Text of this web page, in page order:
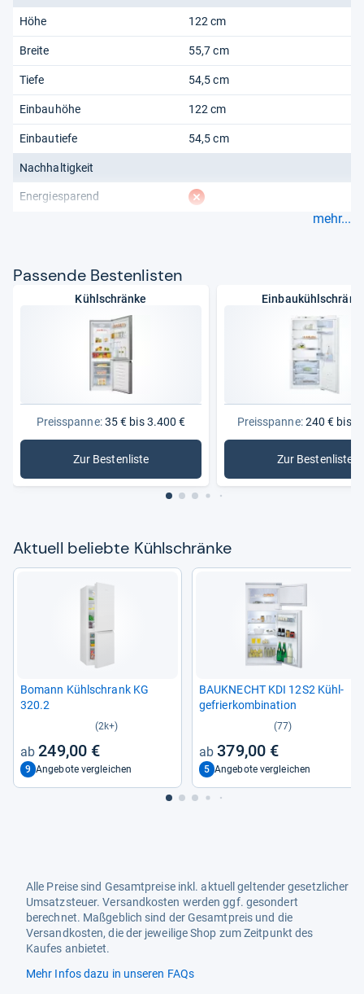
Höhe 122 cm
Breite 55,7 cm
Tiefe 54,5 cm
Einbauhöhe 122 cm
Einbautiefe 54,5 cm
Nachhaltigkeit
Energiesparend fehlt
mehr...
Pas­sende Bes­ten­lis­ten
Kühlschränke
Preisspanne:35 € bis 3.400 €
Zur Bestenliste
: Kühlschränke
Preisspanne:240 € bis
Zur Bestenliste
:
Aktu­ell beliebte Kühl­schränke
Bomann Kühl­schrank KG
320.2
(2k+)
249,00 €
9 Angebote vergleichen
BAU­KNECHT KDI 12S2 Kühl­
ge­frier­kom­bi­na­tion
(77)
379,00 €
5 Angebote vergleichen
Alle Preise sind Gesamtpreise inkl. aktuell geltender gesetzlicher
Umsatzsteuer. Versandkosten werden ggf. gesondert
berechnet. Maßgeblich sind der Gesamtpreis und die
Versandkosten, die der jeweilige Shop zum Zeitpunkt des
Kaufes anbietet.
Mehr Infos dazu in unseren FAQs